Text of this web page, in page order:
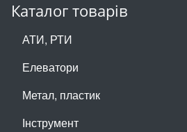
Каталог товарів
АТИ, РТИ
Елеватори
Метал, пластик
Інструмент